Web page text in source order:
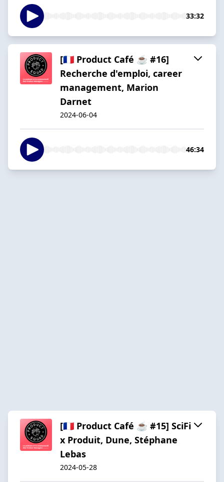
33:32
[🇫🇷 Product Café ☕️ #16]
Recherche d'emploi, career
management, Marion
Darnet
2024-06-04
46:34
[🇫🇷 Product Café ☕️ #15] SciFi
x Produit, Dune, Stéphane
Lebas
2024-05-28